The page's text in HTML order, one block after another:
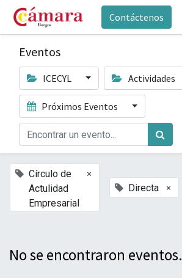
Contáctenos
Eventos
ICECYL Actividades
Próximos Eventos
Círculo de
Actulidad
Empresarial
×
Directa ×
No se encontraron eventos.